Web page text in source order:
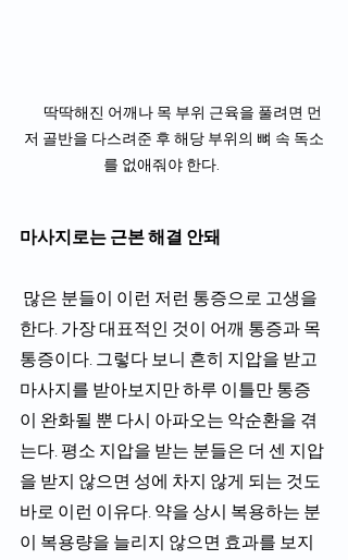
저 골반을 다스려준 후 해당 부위의 뼈 속 독소
를 없애줘야 한다.
마사지로는 근본 해결 안돼
한다. 가장 대표적인 것이 어깨 통증과 목
통증이다. 그렇다 보니 흔히 지압을 받고
마사지를 받아보지만 하루 이틀만 통증
이 완화될 뿐 다시 아파오는 악순환을 겪
는다. 평소 지압을 받는 분들은 더 센 지압
을 받지 않으면 성에 차지 않게 되는 것도
바로 이런 이유다. 약을 상시 복용하는 분
이 복용량을 늘리지 않으면 효과를 보지